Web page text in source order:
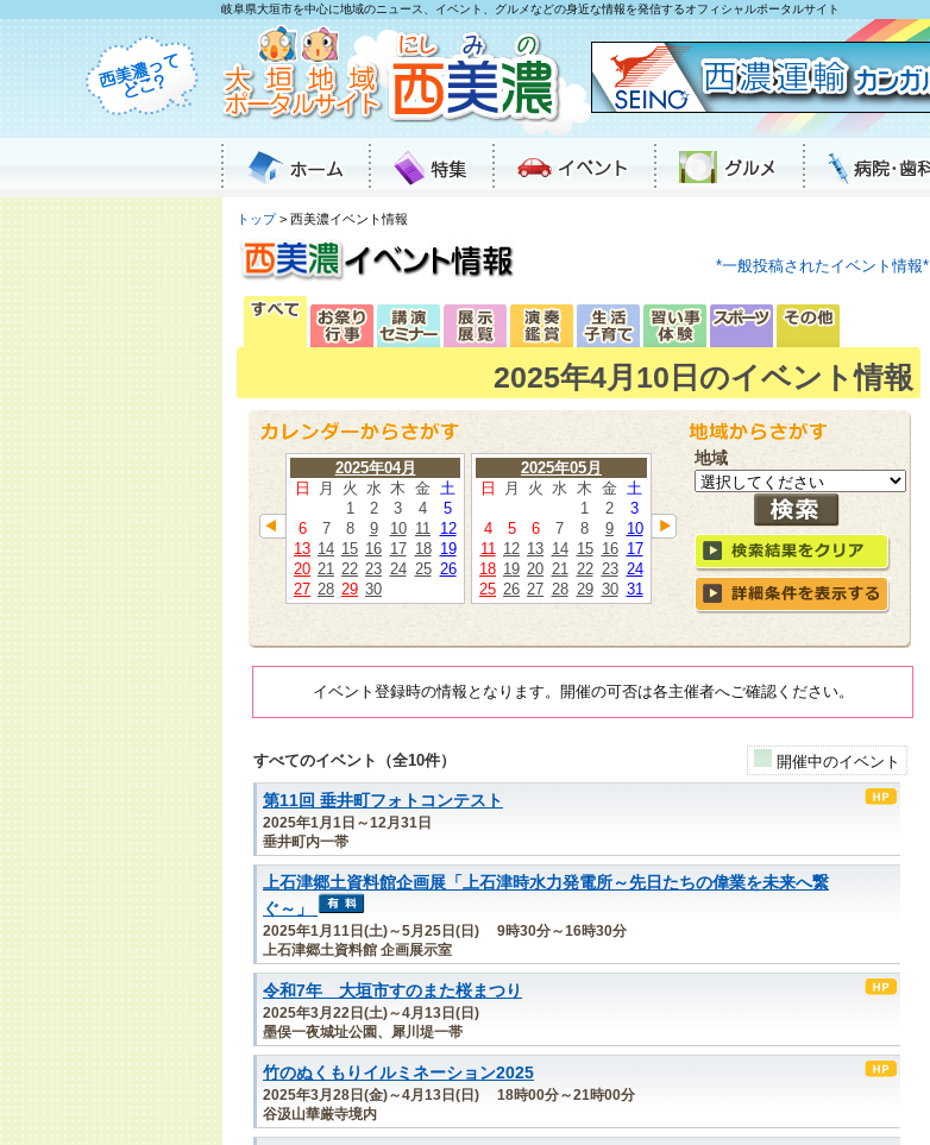
岐阜県大垣市を中心に地域のニュース、イベント、グルメなどの身近な情報を発信するオフィシャルポータルサイト
トップ> 西美濃イベント情報
*一般投稿されたイベント情報*
2025年4月10日のイベント情報
2025年04月
日
月 火 水 木 金 土
1
2 3 4
5
6
7 8 9 10 11 12
13 14 15 16 17 18 19
20 21 22 23 24 25 26
27 28 29 30
2025年05月
日
月 火 水 木 金 土
1
2
3
4
5 6 7 8 9
10
11 12 13 14 15 16 17
18 19 20 21 22 23 24
25 26 27 28 29 30 31
地域
イベント登録時の情報となります。開催の可否は各主催者へご確認ください。
すべてのイベント（全10件） 開催中のイベント
第11回 垂井町フォトコンテスト
2025年1月1日～12月31日
垂井町内一帯
上石津郷土資料館企画展「上石津時水力発電所～先日たちの偉業を未来へ繋
ぐ～」
2025年1月11日(土)～5月25日(日) 9時30分～16時30分
上石津郷土資料館 企画展示室
令和7年 大垣市すのまた桜まつり
2025年3月22日(土)～4月13日(日)
墨俣一夜城址公園、犀川堤一帯
竹のぬくもりイルミネーション2025
2025年3月28日(金)～4月13日(日) 18時00分～21時00分
谷汲山華厳寺境内